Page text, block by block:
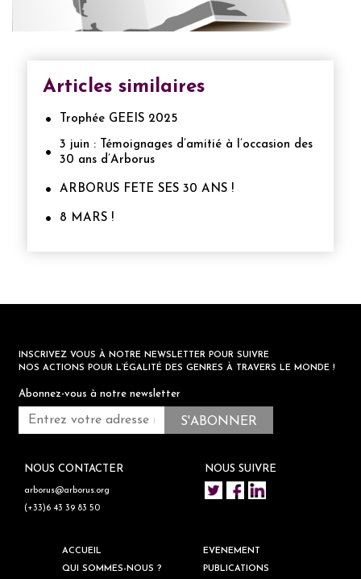
Articles similaires
Trophée GEEIS 2025
3 juin : Témoignages d’amitié à l’occasion des
30 ans d’Arborus
ARBORUS FETE SES 30 ANS !
8 MARS !
INSCRIVEZ VOUS À NOTRE NEWSLETTER POUR SUIVRE
NOS ACTIONS POUR L’ÉGALITÉ DES GENRES À TRAVERS LE MONDE !
Abonnez-vous à notre newsletter
NOUS CONTACTER
arborus@arborus.org
(+33)6 43 39 83 50
NOUS SUIVRE
ACCUEIL
EVENEMENT
QUI SOMMES-NOUS ?
PUBLICATIONS